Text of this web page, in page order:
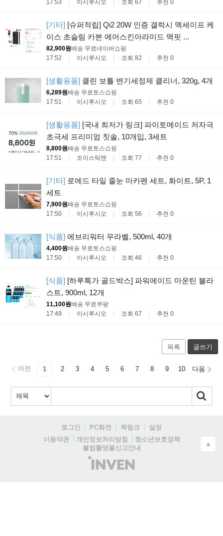
17:53
이시루시오 조회 67 추천 0
[기타] [슈퍼적립] Qi2 20W 인증 갤럭시 맥세이프 케
이스 초슬림 카본 에어스킨아라미드 맥핏 ...
82,900원배송 무료네이버쇼핑
17:52
이시루시오 조회 82 추천 0
[생활용품] 클린 보틀 변기세정제 클리너, 320g, 4개
6,289원배송 무료토스쇼핑
17:51
이시루시오 조회 65 추천 0
[생활용품] [국내 최저가 링크] 파이토메이드 저자극
초극세 프리미엄 칫솔, 10개입, 3세트
8,800원배송 무료토스쇼핑
17:51
조이스틱맨 조회 77 추천 0
[기타] 로에드 타일 줄눈 마카펜 세트, 화이트, 5P, 1
세트
7,900원배송 무료토스쇼핑
17:50
이시루시오 조회 56 추천 0
[식품] 에브리워터 무라벨, 500ml, 40개
4,400원배송 무료토스쇼핑
17:50
이시루시오 조회 46 추천 0
[식품] [하루특가 골드박스] 파워에이드 마운틴 블라
스트, 900ml, 12개
11,100원배송 무료쿠팡
17:49
이시루시오 조회 67 추천 0
목록 글쓰기
이전 1 2 3 4 5 6 7 8 9 10 다음
로그인 PC화면 퀵링크
설정
이용약관
개인정보처리방침
청소년보호정책
불법촬영물신고안내
(주)
인
▲